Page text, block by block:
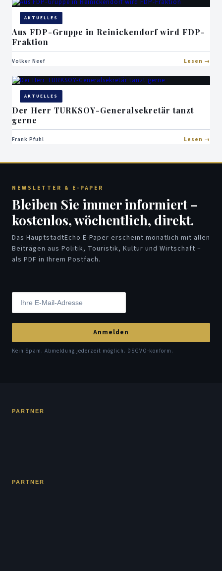
AKTUELLES
Aus FDP-Gruppe in Reinickendorf wird FDP-
Fraktion
Volker Neef Lesen
AKTUELLES
Der Herr TURKSOY-Generalsekretär tanzt
gerne
Frank Pfuhl Lesen
NEWSLETTER & E-PAPER
Bleiben Sie immer informiert –
kostenlos, wöchentlich, direkt.
Das HauptstadtEcho E-Paper erscheint monatlich mit allen
Beiträgen aus Politik, Touristik, Kultur und Wirtschaft –
als PDF in Ihrem Postfach.
Anmelden
Kein Spam. Abmeldung jederzeit möglich. DSGVO-konform.
PARTNER
PARTNER